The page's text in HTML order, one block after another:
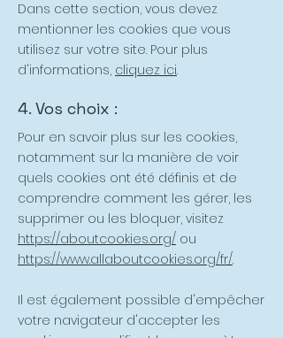
Dans cette section, vous devez
mentionner les cookies que vous
utilisez sur votre site. Pour plus
d'informations, cliquez ici.
4. Vos choix :
Pour en savoir plus sur les cookies,
notamment sur la manière de voir
quels cookies ont été définis et de
comprendre comment les gérer, les
supprimer ou les bloquer, visitez
https://aboutcookies.org/ ou
https://www.allaboutcookies.org/fr/.
Il est également possible d'empêcher
votre navigateur d'accepter les